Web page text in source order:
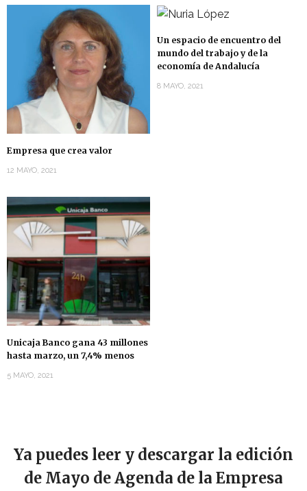
Empresa que crea valor
12 MAYO, 2021
Un espacio de encuentro del
mundo del trabajo y de la
economía de Andalucía
8 MAYO, 2021
Unicaja Banco gana 43 millones
hasta marzo, un 7,4% menos
5 MAYO, 2021
Ya puedes leer y descargar la edición
de Mayo de Agenda de la Empresa